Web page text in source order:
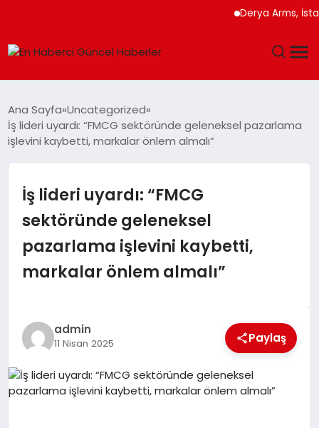
Derya Arms, İstanbul
SPOR
TEKNOLOJI
MAGAZIN
EKONOMI
SIYASET
Ana Sayfa Uncategorized
İş lideri uyardı: “FMCG sektöründe geleneksel pazarlama
işlevini kaybetti, markalar önlem almalı”
İş lideri uyardı: “FMCG
sektöründe geleneksel
pazarlama işlevini kaybetti,
markalar önlem almalı”
admin
11 Nisan 2025 Paylaş